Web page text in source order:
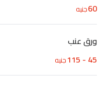
60جنيه
ورق عنب
45 - 115
جنيه